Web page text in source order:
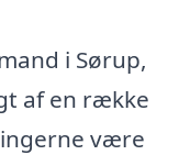
i Sørup,
af en række
være